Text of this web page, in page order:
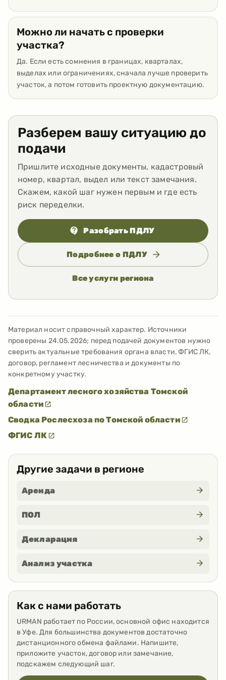
Можно ли начать с проверки
участка?
Да. Если есть сомнения в границах, кварталах,
выделах или ограничениях, сначала лучше проверить
участок, а потом готовить проектную документацию.
Разберем вашу ситуацию до
подачи
Пришлите исходные документы, кадастровый
номер, квартал, выдел или текст замечания.
Скажем, какой шаг нужен первым и где есть
риск переделки.
Разобрать ПДЛУ
Подробнее о ПДЛУ
Все услуги региона
Материал носит справочный характер. Источники
проверены 24.05.2026; перед подачей документов нужно
сверить актуальные требования органа власти, ФГИС ЛК,
договор, регламент лесничества и документы по
конкретному участку.
Департамент лесного хозяйства Томской
области
Сводка Рослесхоза по Томской области
ФГИС ЛК
Другие задачи в регионе
Аренда
ПОЛ
Декларация
Анализ участка
Как с нами работать
URMAN работает по России, основной офис находится
в Уфе. Для большинства документов достаточно
дистанционного обмена файлами. Напишите,
приложите участок, договор или замечание,
подскажем следующий шаг.